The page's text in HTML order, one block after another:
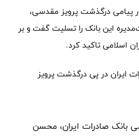
پیامی درگذشت پرویز مقدسی،
این بانک را تسلیت گفت و بر
اسلامی تاکید کرد.
بانک صادرات ایران، محسن